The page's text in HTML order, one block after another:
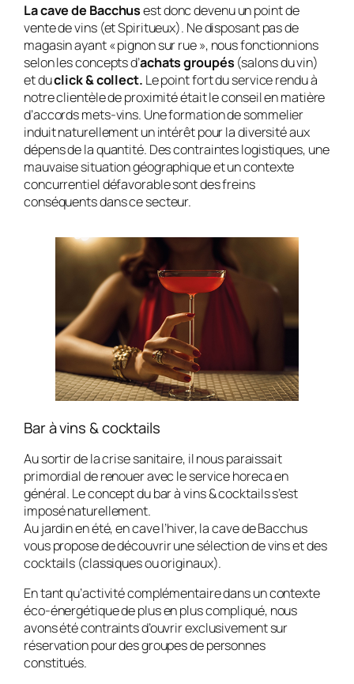
La cave de Bacchusest donc devenu un point de
vente de vins (et Spiritueux). Ne disposant pas de
magasin ayant « pignon sur rue », nous fonctionnions
selon les concepts d’achats groupés (salons du vin)
et duclick & collect. Le point fort du service rendu à
notre clientèle de proximité était le conseil en matière
d’accords mets-vins. Une formation de sommelier
induit naturellement un intérêt pour la diversité aux
dépens de la quantité. Des contraintes logistiques, une
mauvaise situation géographique et un contexte
concurrentiel défavorable sont des freins
conséquents dans ce secteur.
Bar à vins & cocktails
Au sortir de la crise sanitaire, il nous paraissait
primordial de renouer avec le service horeca en
général. Le concept du bar à vins & cocktails s’est
imposé naturellement.
Au jardin en été, en cave l’hiver, la cave de Bacchus
vous propose de découvrir une sélection de vins et des
cocktails (classiques ou originaux).
En tant qu’activité complémentaire dans un contexte
éco-énergétique de plus en plus compliqué, nous
avons été contraints d’ouvrir exclusivement sur
réservation pour des groupes de personnes
constitués.